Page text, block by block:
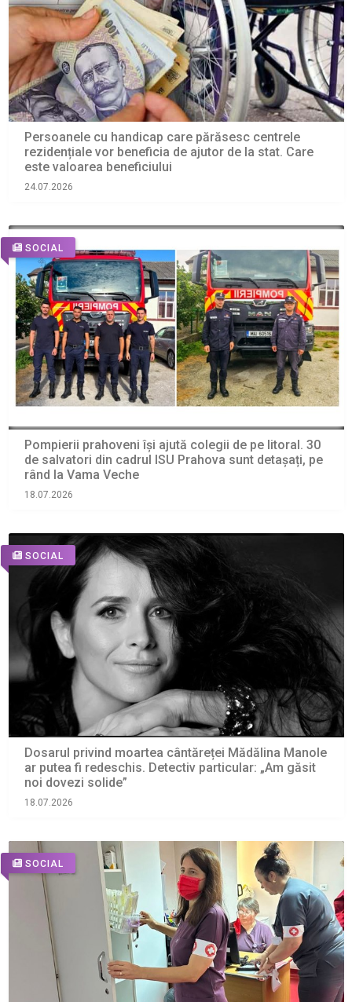
Persoanele cu handicap care părăsesc centrele
rezidențiale vor beneficia de ajutor de la stat. Care
este valoarea beneficiului
24.07.2026
SOCIAL
Pompierii prahoveni își ajută colegii de pe litoral. 30
de salvatori din cadrul ISU Prahova sunt detașați, pe
rând la Vama Veche
18.07.2026
SOCIAL
Dosarul privind moartea cântăreței Mădălina Manole
ar putea fi redeschis. Detectiv particular: „Am găsit
noi dovezi solide”
18.07.2026
SOCIAL